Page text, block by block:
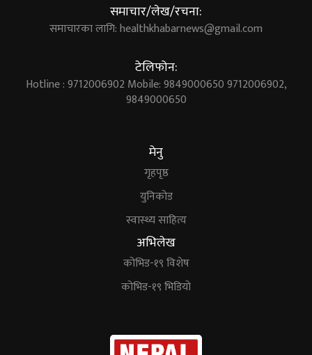
समाचार/लेख/रचना:
समाचारका लागि:healthkhabarnews@gmail.com
टेलिफोन:
Hotline : 9712006902 Mobile: 9849000650 9712006902,
9849000650
मेनु
गृहपृष्ठ
युनिकोड
स्वास्थ्य साहित्य
अभिलेख
कोभिड-१९ विशेष
कोभिड-१९ भिडियो